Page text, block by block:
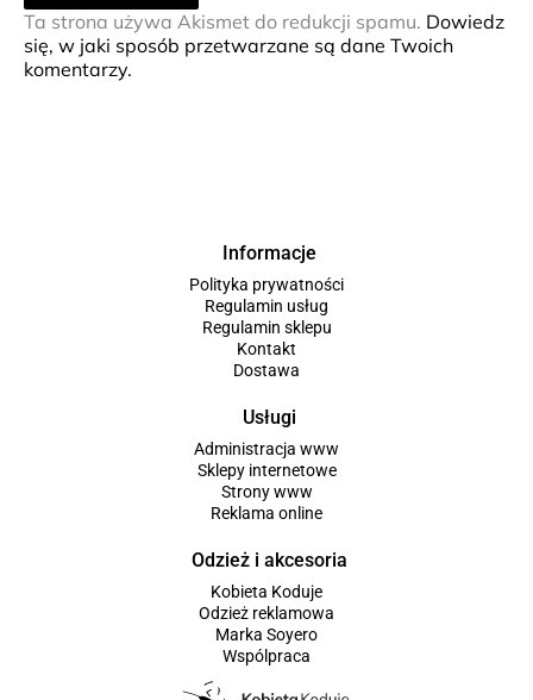
Ta strona używa Akismet do redukcji spamu. Dowiedz
się, w jaki sposób przetwarzane są dane Twoich
komentarzy.
Informacje
Polityka prywatności
Regulamin usług
Regulamin sklepu
Kontakt
Dostawa
Usługi
Administracja www
Sklepy internetowe
Strony www
Reklama online
Odzież i akcesoria
Kobieta Koduje
Odzież reklamowa
Marka Soyero
Wspólpraca